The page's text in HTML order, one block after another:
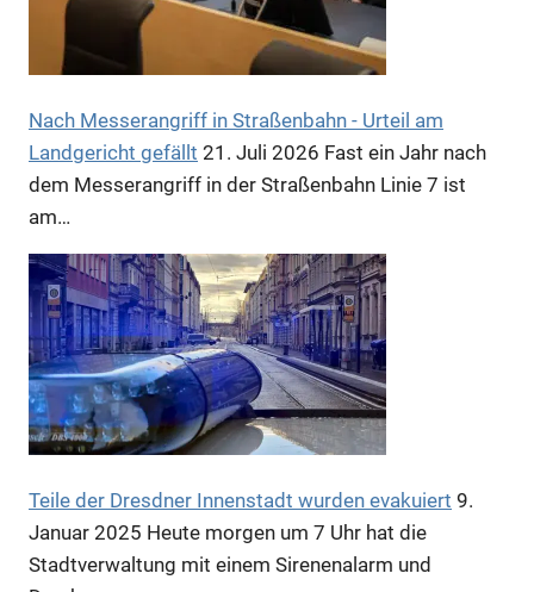
Anzeige
Nach Messerangriff in Straßenbahn - Urteil am
Landgericht gefällt 21. Juli 2026 Fast ein Jahr nach
dem Messerangriff in der Straßenbahn Linie 7 ist
am…
Teile der Dresdner Innenstadt wurden evakuiert 9.
Januar 2025 Heute morgen um 7 Uhr hat die
Stadtverwaltung mit einem Sirenenalarm und